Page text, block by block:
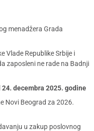
menadžera Grada
Vlade Republike Srbije i
zaposleni ne rade na Badnji
24. decembra 2025. godine
Novi Beograd za 2026.
u zakup poslovnog